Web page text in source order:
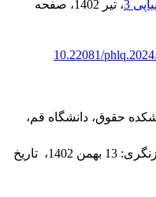
، تیر 1402
، صفحه
10.22081/
حقوق، دانشگاه قم،
: 13 بهمن 1402 ، تاریخ